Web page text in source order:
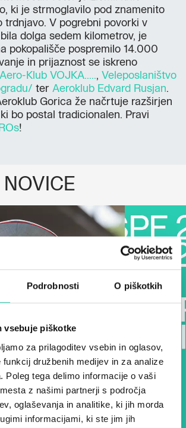
Podrobnosti O piškotkih
vsebuje piškotke
za prilagoditev vsebin in oglasov,
funkcij družbenih medijev in za analize
Poleg tega delimo informacije o vaši
z našimi partnerji s področja
oglaševanja in analitike, ki jih morda
informacijami, ki ste jim jih
ki je strmoglavilo pod znamenito
trdnjavo. V pogrebni povorki v
dolga sedem kilometrov, je
pokopališče pospremilo 14.000
in prijaznost se iskreno
Klub VOJKA....., Veleposlaništvo
ter Aeroklub Edvard Rusjan.
Gorica že načrtuje razširjen
bo postal tradicionalen. Pravi
!